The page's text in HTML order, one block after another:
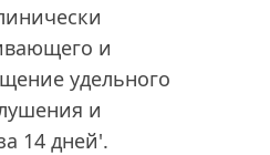
и
удельного
и
14 дней'.